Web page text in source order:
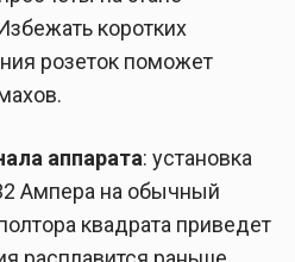
коротких
розеток поможет
аппарата: установка
Ампера на обычный
квадрата приведет